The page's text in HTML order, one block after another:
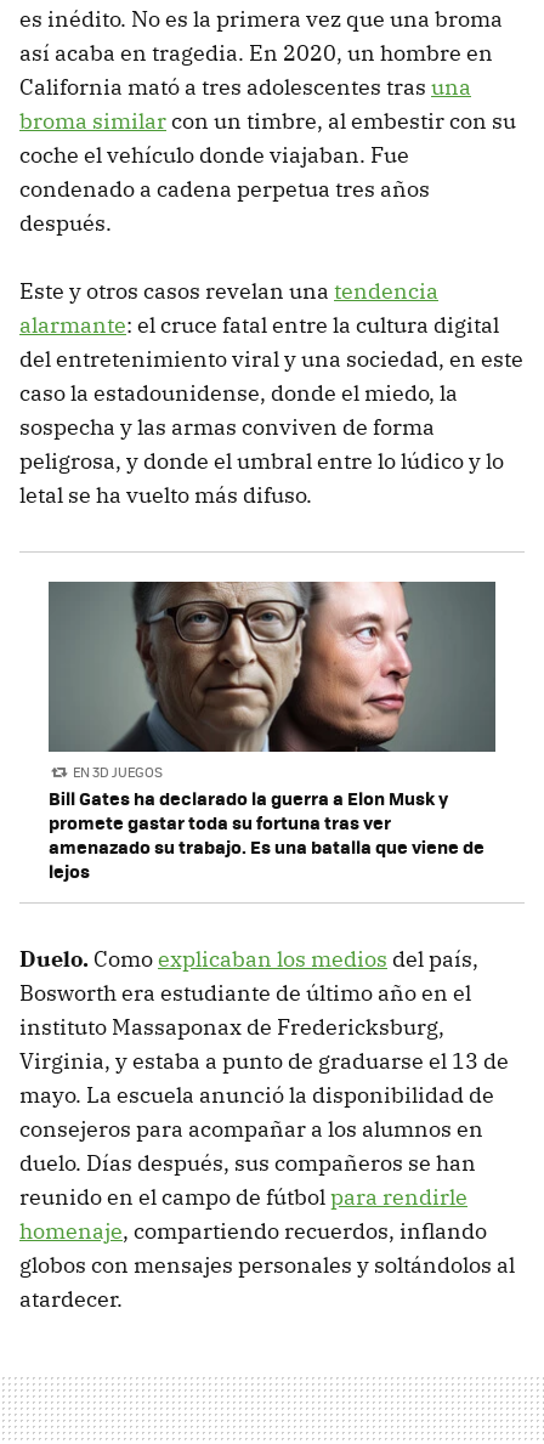
es inédito. No es la primera vez que una broma
así acaba en tragedia. En 2020, un hombre en
California mató a tres adolescentes tras una
broma similarcon un timbre, al embestir con su
coche el vehículo donde viajaban. Fue
condenado a cadena perpetua tres años
después.
Este y otros casos revelan una tendencia
alarmante: el cruce fatal entre la cultura digital
del entretenimiento viral y una sociedad, en este
caso la estadounidense, donde el miedo, la
sospecha y las armas conviven de forma
peligrosa, y donde el umbral entre lo lúdico y lo
letal se ha vuelto más difuso.
EN 3D JUEGOS
Bill Gates ha declarado la guerra a Elon Musk y
promete gastar toda su fortuna tras ver
amenazado su trabajo. Es una batalla que viene de
lejos
Duelo. Comoexplicaban los medios del país,
Bosworth era estudiante de último año en el
instituto Massaponax de Fredericksburg,
Virginia, y estaba a punto de graduarse el 13 de
mayo. La escuela anunció la disponibilidad de
consejeros para acompañar a los alumnos en
duelo. Días después, sus compañeros se han
reunido en el campo de fútbolpara rendirle
homenaje, compartiendo recuerdos, inflando
globos con mensajes personales y soltándolos al
atardecer.